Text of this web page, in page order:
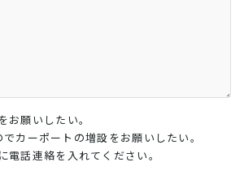
お願いしたい。
カーポートの増設をお願いしたい。
電話連絡を入れてください。